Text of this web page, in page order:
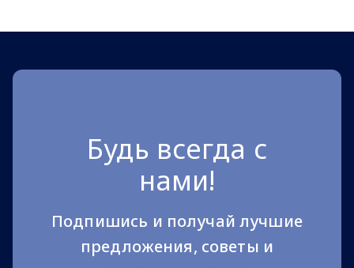
Будь всегда с
нами!
Подпишись и получай лучшие
предложения, советы и